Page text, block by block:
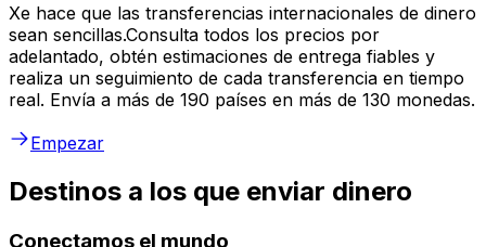
Xe hace que las transferencias internacionales de dinero
sean sencillas.Consulta todos los precios por
adelantado, obtén estimaciones de entrega fiables y
realiza un seguimiento de cada transferencia en tiempo
real. Envía a más de 190 países en más de 130 monedas.
Empezar
Destinos a los que enviar dinero
Conectamos el mundo